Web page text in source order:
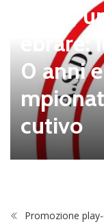
Tolfa,
0 anni
cutivo
Promozione